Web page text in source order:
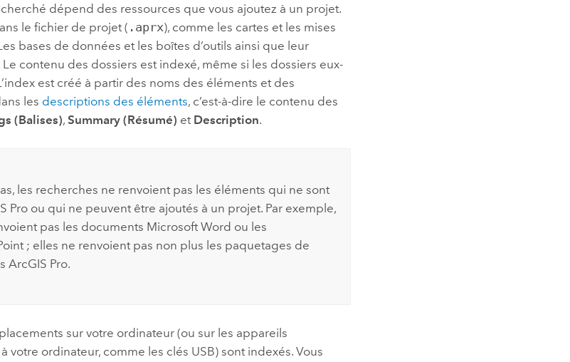
dépend des ressources que vous ajoutez à un projet.
le fichier de projet ( .aprx), comme les cartes et les mises
bases de données et les boîtes d’outils ainsi que leur
contenu des dossiers est indexé, même si les dossiers eux-
est créé à partir des noms des éléments et des
les descriptions des éléments, c’est-à-dire le contenu des
(Balises),Summary (Résumé) et Description.
les recherches ne renvoient pas les éléments qui ne sont
Proou qui ne peuvent être ajoutés à un projet. Par exemple,
pas les documents Microsoft Word ou les
; elles ne renvoient pas non plus les paquetages de
ArcGIS Pro.
sur votre ordinateur (ou sur les appareils
votre ordinateur, comme les clés USB) sont indexés. Vous